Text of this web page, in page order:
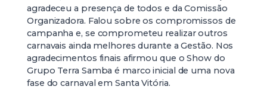
agradeceu a presença de todos e da Comissão
Organizadora. Falou sobre os compromissos de
campanha e, se comprometeu realizar outros
carnavais ainda melhores durante a Gestão. Nos
agradecimentos finais afirmou que o Show do
Grupo Terra Samba é marco inicial de uma nova
fase do carnaval em Santa Vitória.